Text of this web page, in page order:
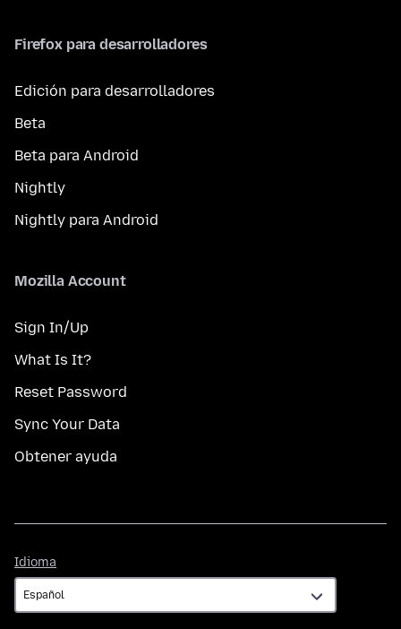
Firefox para desarrolladores
Edición para desarrolladores
Beta
Beta para Android
Nightly
Nightly para Android
Mozilla Account
Sign In/Up
What Is It?
Reset Password
Sync Your Data
Obtener ayuda
Idioma